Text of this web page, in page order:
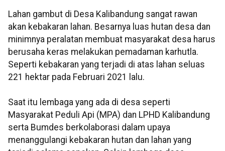
Lahan gambut di Desa Kalibandung sangat rawan
akan kebakaran lahan. Besarnya luas hutan desa dan
minimnya peralatan membuat masyarakat desa harus
berusaha keras melakukan pemadaman karhutla.
Seperti kebakaran yang terjadi di atas lahan seluas
221 hektar pada Februari 2021 lalu.
Saat itu lembaga yang ada di desa seperti
Masyarakat Peduli Api (MPA) dan LPHD Kalibandung
serta Bumdes berkolaborasi dalam upaya
menanggulangi kebakaran hutan dan lahan yang